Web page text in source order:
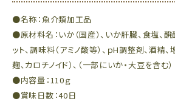
●名称：魚介類加工品
●原材料名：いか（国産）、いか肝臓、食塩、
ット、調味料（アミノ酸等）、ｐH調整剤、酒精
麹、カロチノイド）、（一部にいか・大豆を含む）
●内容量：110ｇ
●賞味日数：40日